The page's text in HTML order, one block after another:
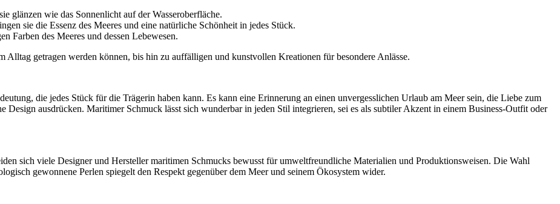
glänzen wie das Sonnenlicht auf der Wasseroberfläche.
sie die Essenz des Meeres und eine natürliche Schönheit in jedes Stück.
Farben des Meeres und dessen Lebewesen.
Alltag getragen werden können, bis hin zu auffälligen und kunstvollen Kreationen für besondere Anlässe.
die jedes Stück für die Trägerin haben kann. Es kann eine Erinnerung an einen unvergesslichen Urlaub am Meer sein, die Liebe zum
Design ausdrücken. Maritimer Schmuck lässt sich wunderbar in jeden Stil integrieren, sei es als subtiler Akzent in einem Business-Outfit oder
sich viele Designer und Hersteller maritimen Schmucks bewusst für umweltfreundliche Materialien und Produktionsweisen. Die Wahl
gewonnene Perlen spiegelt den Respekt gegenüber dem Meer und seinem Ökosystem wider.